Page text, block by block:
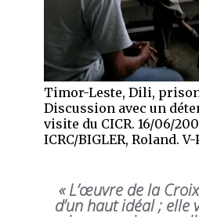
Timor-Leste, Dili,
Discussion avec un
visite du CICR. 16/06/
ICRC/BIGLER, Roland.
« L’œuvre de la
d’un haut idéal ; elle